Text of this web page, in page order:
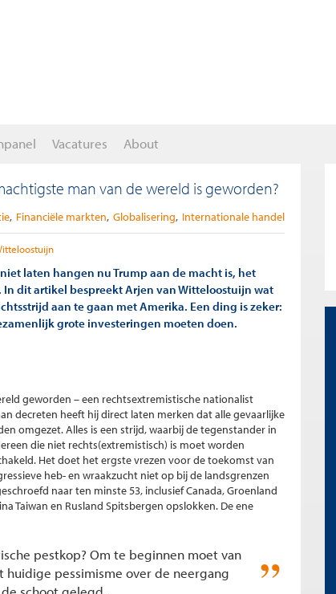
Vacatures About
man van de wereld is geworden?
Financiële markten Globalisering Internationale handel
laten hangen nu Trump aan de macht is, het
dit artikel bespreekt Arjen van Witteloostuijn wat
aan te gaan met Amerika. Een ding is zeker:
grote investeringen moeten doen.
geworden – een rechtsextremistische nationalist
decreten heeft hij direct laten merken dat alle gevaarlijke
omgezet. Alles is een strijd, waarbij de tegenstander in
die niet rechts(extremistisch) is moet worden
Het doet het ergste vrezen voor de toekomst van
heb- en wraakzucht niet op bij de landsgrenzen
naar ten minste 53, inclusief Canada, Groenland
Taiwan en Rusland Spitsbergen opslokken. De ene
pestkop? Om te beginnen moet van
pessimisme over de neergang